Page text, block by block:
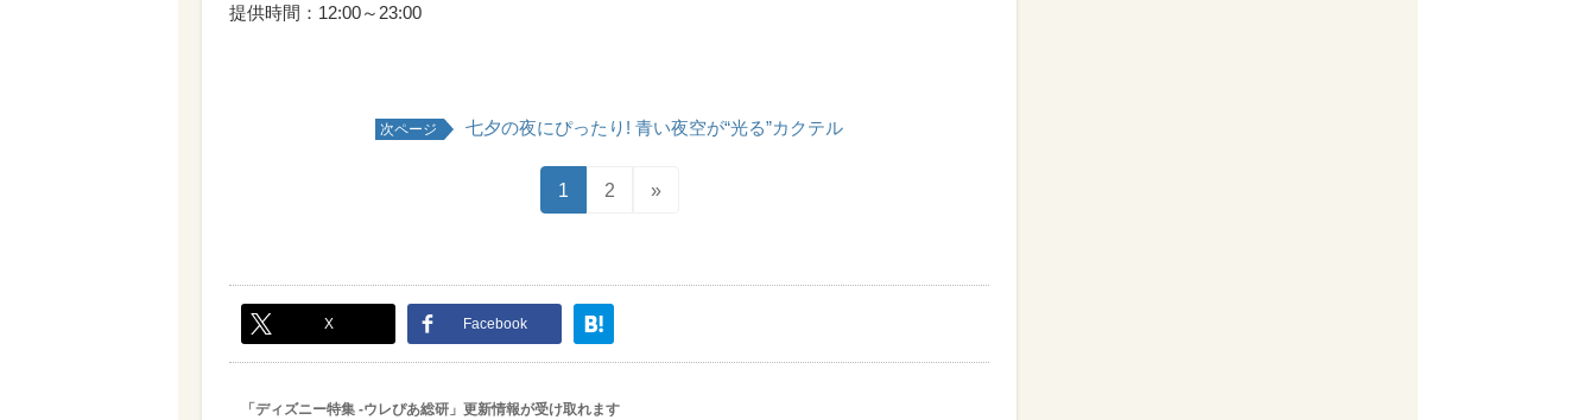
提供時間：12:00～23:00
次ページ 七夕の夜にぴったり! 青い夜空が“光る”カクテル
1 2 »
X Facebook
「ディズニー特集 -ウレぴあ総研」更新情報が受け取れます